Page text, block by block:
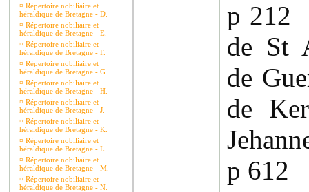
¤ Répertoire nobiliaire et
héraldique de Bretagne - D.
¤ Répertoire nobiliaire et
héraldique de Bretagne - E.
¤ Répertoire nobiliaire et
héraldique de Bretagne - F.
¤ Répertoire nobiliaire et
héraldique de Bretagne - G.
¤ Répertoire nobiliaire et
héraldique de Bretagne - H.
¤ Répertoire nobiliaire et
héraldique de Bretagne - J.
¤ Répertoire nobiliaire et
héraldique de Bretagne - K.
¤ Répertoire nobiliaire et
héraldique de Bretagne - L.
¤ Répertoire nobiliaire et
héraldique de Bretagne - M.
¤ Répertoire nobiliaire et
héraldique de Bretagne - N.
p 212
de St
de
de
p 612